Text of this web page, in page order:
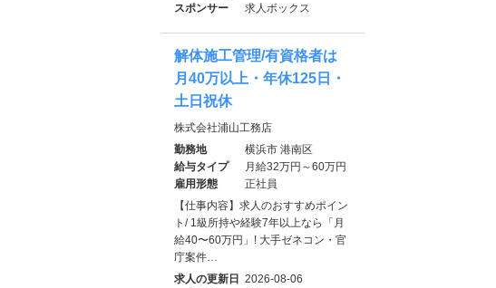
スポンサー
求人ボックス
解体施工管理/有資格者は
月40万以上・年休125日・
土日祝休
株式会社浦山工務店
勤務地
横浜市 港南区
給与タイプ
月給32万円～60万円
雇用形態
正社員
【仕事内容】求人のおすすめポイン
ト/ 1級所持や経験7年以上なら「月
給40〜60万円」! 大手ゼネコン・官
庁案件…
求人の更新日 2026-08-06